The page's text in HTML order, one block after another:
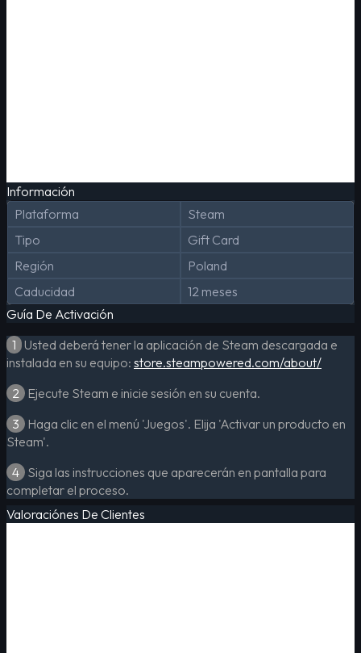
Información
Plataforma
Steam
Tipo
Gift Card
Región
Poland
Caducidad
12 meses
Guía De Activación
1 Usted deberá tener la aplicación de Steam descargada e
instalada en su equipo: store.steampowered.com/about/
2 Ejecute Steam e inicie sesión en su cuenta.
3 Haga clic en el menú 'Juegos'. Elija 'Activar un producto en
Steam'.
4 Siga las instrucciones que aparecerán en pantalla para
completar el proceso.
Valoraciónes De Clientes